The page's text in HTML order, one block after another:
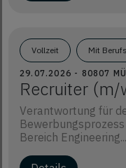
Vollzeit Mit
29.07.2026 - 80807
Recruiter (m/
Verantwortung für
Bereich Engineering...